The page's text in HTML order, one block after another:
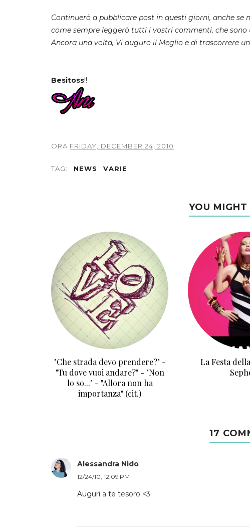
Continuerò a pubblicare post in questi giorni, anche
come sempre leggerò tutti i vostri commenti, che sono
Ancora una volta, Vi auguro il Meglio e di trascorrere un
Besitoss!!
ORA FRIDAY, DECEMBER 24, 2010
TAG: NEWS VARIE
YOU
"Che strada devo prendere?" -
"Tu dove vuoi andare?" - "Non
lo so..." - "Allora non ha
importanza" (cit.)
La Festa
17
Alessandra Nido
12/24/10, 12:09 PM
Auguri a te tesoro <3